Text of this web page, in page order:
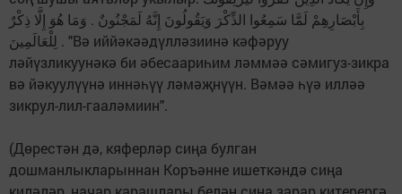
بِأَبْصَارِهِمْ لَمَّا سَمِعُوا الذِّكْرَ وَيَقُولُونَ إِنَّهُ لَمَجْنُونٌ . وَمَا هُوَ إِلَّا ذِكْرٌ
لِلْعَالَمِينَ . "Вә иййәкәәдүлләзиинә кәфәруу
ләйүзликуунәкә би әбесаариһим ләммәә сәмигуз-зикра
вә йәкуулүүнә иннәһүү ләмәҗнүүн. Вәмәә һүә илләә
зикрул-лил-гааләмиин".
(Дөрестән дә, кяферләр сиңа булган
дошманлыкларыннан Коръәнне ишеткәндә сиңа